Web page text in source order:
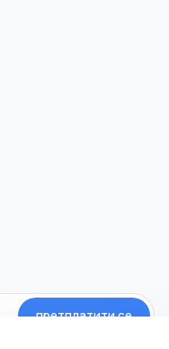
претплатити се